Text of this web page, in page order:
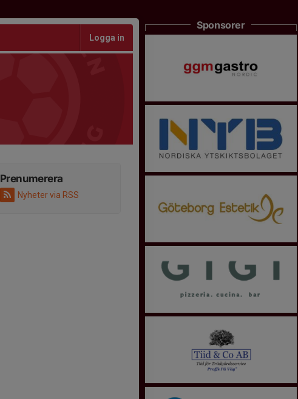
Logga in
Prenumerera
Nyheter via RSS
Sponsorer